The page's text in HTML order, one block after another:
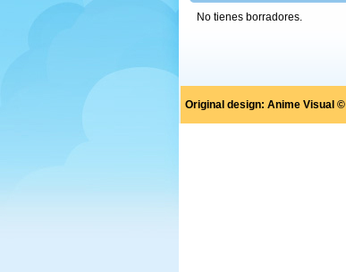
No tienes borradores.
Original design: Anime Visual ©